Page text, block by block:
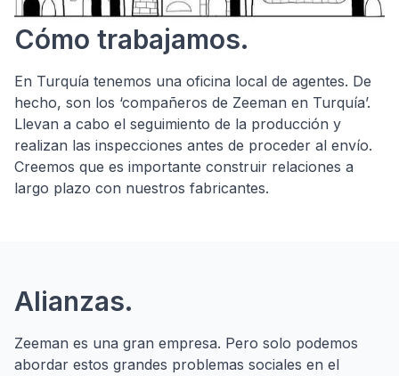
Cómo trabajamos.
En Turquía tenemos una oficina local de agentes. De
hecho, son los ‘compañeros de Zeeman en Turquía’.
Llevan a cabo el seguimiento de la producción y
realizan las inspecciones antes de proceder al envío.
Creemos que es importante construir relaciones a
largo plazo con nuestros fabricantes.
Alianzas.
Zeeman es una gran empresa. Pero solo podemos
abordar estos grandes problemas sociales en el